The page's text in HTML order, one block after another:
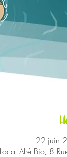
22 juin
Local Alré Bio, 8